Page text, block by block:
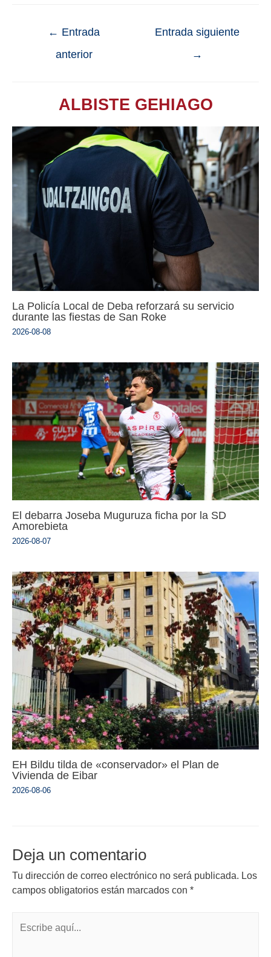
← Entrada
anterior
Entrada siguiente
→
ALBISTE GEHIAGO
La Policía Local de Deba reforzará su servicio
durante las fiestas de San Roke
2026-08-08
El debarra Joseba Muguruza ficha por la SD
Amorebieta
2026-08-07
EH Bildu tilda de «conservador» el Plan de
Vivienda de Eibar
2026-08-06
Deja un comentario
Tu dirección de correo electrónico no será publicada. Los
campos obligatorios están marcados con *